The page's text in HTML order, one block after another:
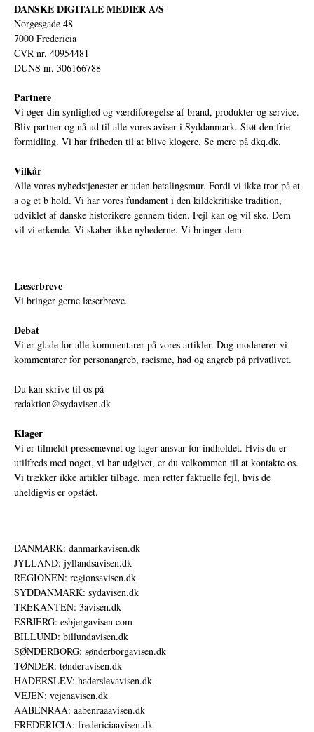
DANSKE DIGITALE MEDIER A/S
Norgesgade 48
7000 Fredericia
CVR nr. 40954481
DUNS nr. 306166788
Partnere
Vi øger din synlighed og værdiforøgelse af brand, produkter og service.
Bliv partner og nå ud til alle vores aviser i Syddanmark. Støt den frie
formidling. Vi har friheden til at blive klogere. Se mere på dkq.dk.
Vilkår
Alle vores nyhedstjenester er uden betalingsmur. Fordi vi ikke tror på et
a og et b hold. Vi har vores fundament i den kildekritiske tradition,
udviklet af danske historikere gennem tiden. Fejl kan og vil ske. Dem
vil vi erkende. Vi skaber ikke nyhederne. Vi bringer dem.
Læserbreve
Vi bringer gerne læserbreve.
Debat
Vi er glade for alle kommentarer på vores artikler. Dog modererer vi
kommentarer for personangreb, racisme, had og angreb på privatlivet.
Du kan skrive til os på
redaktion@sydavisen.dk
Klager
Vi er tilmeldt pressenævnet og tager ansvar for indholdet. Hvis du er
utilfreds med noget, vi har udgivet, er du velkommen til at kontakte os.
Vi trækker ikke artikler tilbage, men retter faktuelle fejl, hvis de
uheldigvis er opstået.
DANMARK: danmarkavisen.dk
JYLLAND: jyllandsavisen.dk
REGIONEN: regionsavisen.dk
SYDDANMARK: sydavisen.dk
TREKANTEN: 3avisen.dk
ESBJERG: esbjergavisen.com
BILLUND: billundavisen.dk
SØNDERBORG: sønderborgavisen.dk
TØNDER: tønderavisen.dk
HADERSLEV: haderslevavisen.dk
VEJEN: vejenavisen.dk
AABENRAA: aabenraaavisen.dk
FREDERICIA: fredericiaavisen.dk